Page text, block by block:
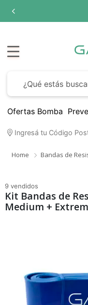
Ofertas Bomba
Ingresá tu Código
Home Bandas de
9 vendidos
Kit Bandas de
Medium +